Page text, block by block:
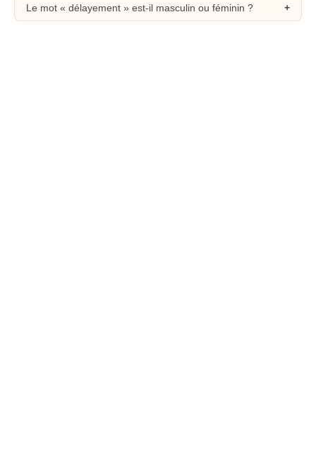
Le mot « délayement » est-il masculin ou féminin ?